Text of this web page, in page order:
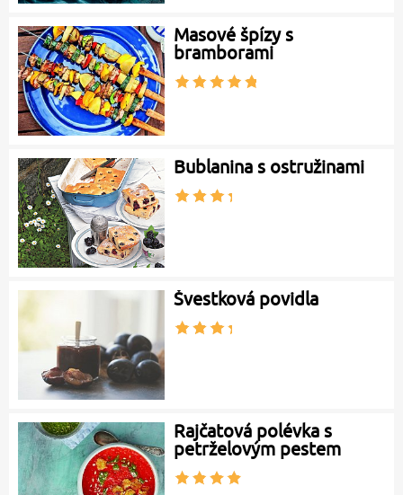
Masové špízy s
bramborami
Bublanina s ostružinami
Švestková povidla
Rajčatová polévka s
petrželovým pestem